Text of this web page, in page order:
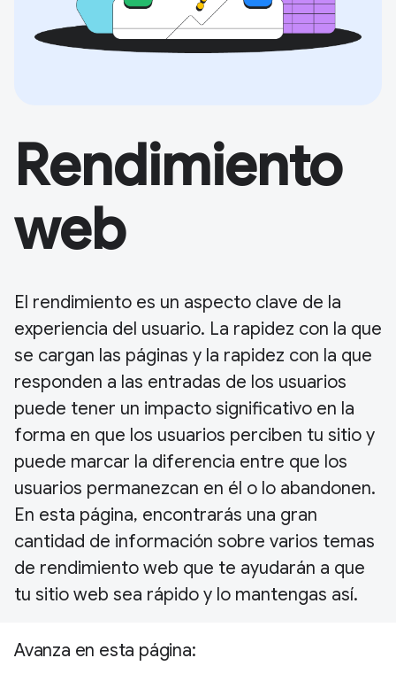
Rendimiento
web
El rendimiento es un aspecto clave de la
experiencia del usuario. La rapidez con la que
se cargan las páginas y la rapidez con la que
responden a las entradas de los usuarios
puede tener un impacto significativo en la
forma en que los usuarios perciben tu sitio y
puede marcar la diferencia entre que los
usuarios permanezcan en él o lo abandonen.
En esta página, encontrarás una gran
cantidad de información sobre varios temas
de rendimiento web que te ayudarán a que
tu sitio web sea rápido y lo mantengas así.
Avanza en esta página: